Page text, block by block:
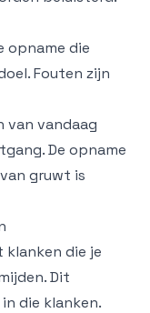
opname die
Fouten zijn
van vandaag
De opname
gruwt is
klanken die je
Dit
die klanken.